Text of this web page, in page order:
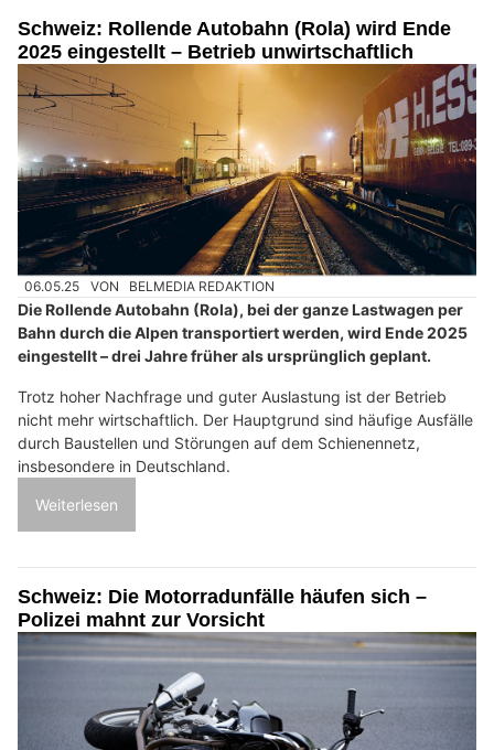
Schweiz: Rollende Autobahn (Rola) wird Ende
2025 eingestellt – Betrieb unwirtschaftlich
06.05.25 VON BELMEDIA REDAKTION
Die Rollende Autobahn (Rola), bei der ganze Lastwagen per
Bahn durch die Alpen transportiert werden, wird Ende 2025
eingestellt – drei Jahre früher als ursprünglich geplant.
Trotz hoher Nachfrage und guter Auslastung ist der Betrieb
nicht mehr wirtschaftlich. Der Hauptgrund sind häufige Ausfälle
durch Baustellen und Störungen auf dem Schienennetz,
insbesondere in Deutschland.
Weiterlesen
Schweiz: Die Motorradunfälle häufen sich –
Polizei mahnt zur Vorsicht